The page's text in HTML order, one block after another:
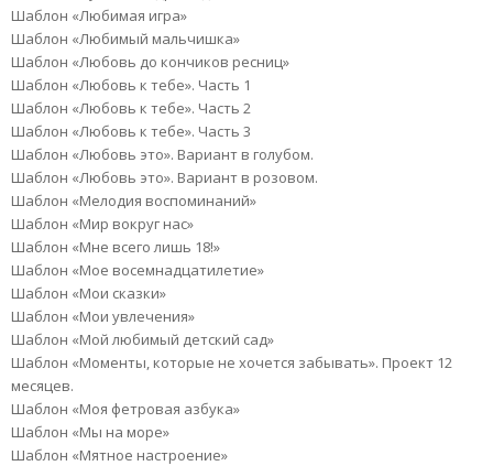
Шаблон «Любимая игра»
Шаблон «Любимый мальчишка»
Шаблон «Любовь до кончиков ресниц»
Шаблон «Любовь к тебе». Часть 1
Шаблон «Любовь к тебе». Часть 2
Шаблон «Любовь к тебе». Часть 3
Шаблон «Любовь это». Вариант в голубом.
Шаблон «Любовь это». Вариант в розовом.
Шаблон «Мелодия воспоминаний»
Шаблон «Мир вокруг нас»
Шаблон «Мне всего лишь 18!»
Шаблон «Мое восемнадцатилетие»
Шаблон «Мои сказки»
Шаблон «Мои увлечения»
Шаблон «Мой любимый детский сад»
Шаблон «Моменты, которые не хочется забывать». Проект 12
месяцев.
Шаблон «Моя фетровая азбука»
Шаблон «Мы на море»
Шаблон «Мятное настроение»